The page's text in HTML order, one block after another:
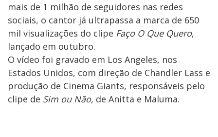
mais de 1 milhão de seguidores nas redes
sociais, o cantor já ultrapassa a marca de 650
mil visualizações do clipe Faço O Que Quero,
lançado em outubro.
O vídeo foi gravado em Los Angeles, nos
Estados Unidos, com direção de Chandler Lass e
produção de Cinema Giants, responsáveis pelo
clipe de Sim ou Não, de Anitta e Maluma.